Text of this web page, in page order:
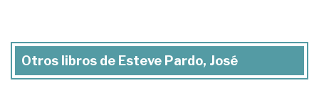
Otros libros de Esteve Pardo, José